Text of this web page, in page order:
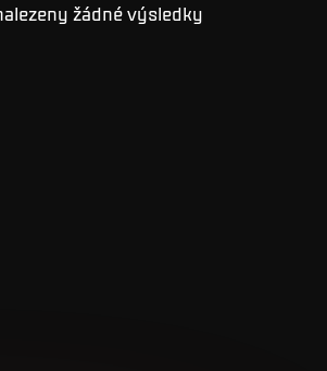
žádné výsledky